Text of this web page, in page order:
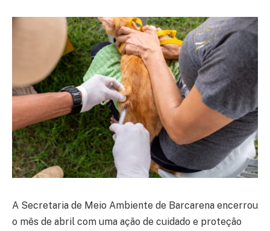
A Secretaria de Meio Ambiente de Barcarena encerrou
o mês de abril com uma ação de cuidado e proteção